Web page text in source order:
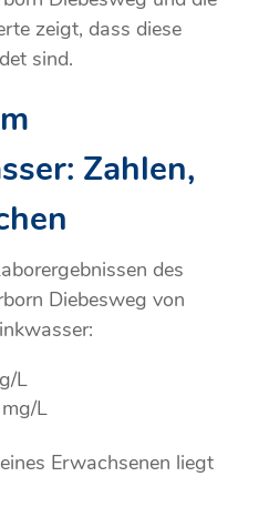
zeigt, dass diese
sind.
Zahlen,
des
Diebesweg von
L
L
Erwachsenen liegt